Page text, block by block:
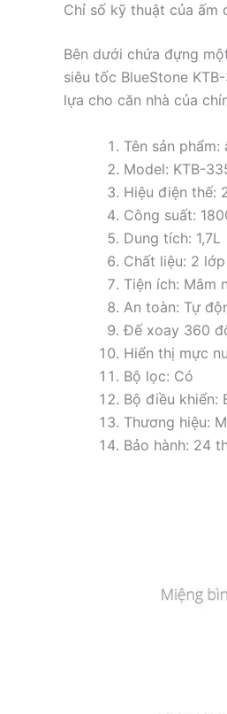
Chỉ số kỹ thuật của ấm
Bên dưới chứa đựng
siêu tốc BlueStone
lựa cho căn nhà của
Tên sản
Model: KTB-
Hiệu điện thế:
Công suất:
Dung tích: 1,7L
Chất liệu: 2
Tiện ích: Mâm
An toàn: Tự
Đế xoay 360
Hiển thị mực
Bộ lọc: Có
Bộ điều khiển:
Thương hiệu:
Bảo hành: 24